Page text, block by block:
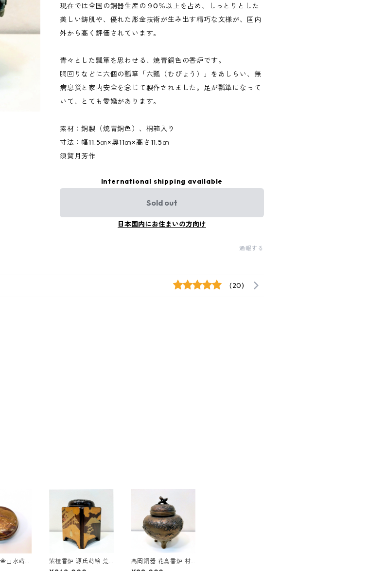
現在では全国の銅器生産の９0％以上を占め、しっとりとした
美しい鋳肌や、優れた彫金技術が生み出す精巧な文様が、国内
外から高く評価されています。
青々とした瓢箪を思わせる、焼青銅色の香炉です。
胴回りなどに六個の瓢箪「六瓢（むびょう）」をあしらい、無
病息災と家内安全を念じて製作されました。足が瓢箪になって
いて、とても愛嬌があります。
素材：銅製（焼青銅色）、桐箱入り
寸法：幅11.5㎝×奥11㎝×高さ11.5㎝
須賀月芳作
International shipping available
Sold out
日本国内にお住まいの方向け
通報する
(20)
山水蒔絵
紫檀香炉 源氏蒔絵 荒
木省山
高岡銅器 花鳥香炉 村
田宏(日展作家)